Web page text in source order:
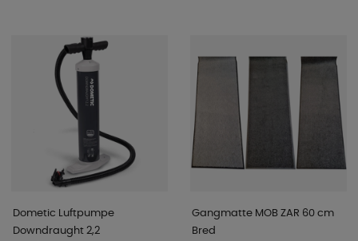
Dometic Luftpumpe
Downdraught 2,2
Gangmatte MOB ZAR 60 cm
Bred